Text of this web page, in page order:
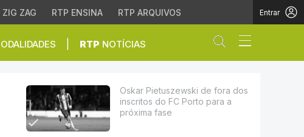
ZIG ZAG RTP ENSINA RTP ARQUIVOS Entrar
RTP NOTÍCIAS Abrir campo
do FC Porto para a
Oskar Pietuszewski de fora dos
inscritos do FC Porto para a
próxima fase